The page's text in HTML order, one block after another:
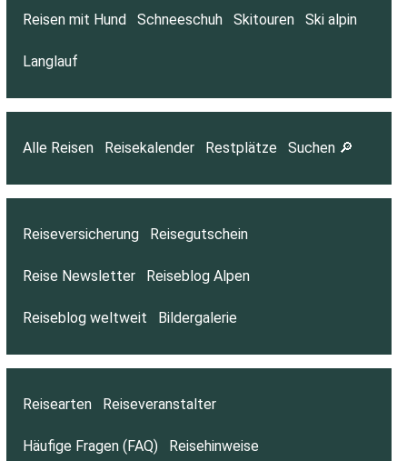
Reisen mit Hund Schneeschuh Skitouren Ski alpin
Langlauf
Alle Reisen Reisekalender Restplätze Suchen 🔎
Reiseversicherung Reisegutschein
Reise Newsletter Reiseblog Alpen
Reiseblog weltweit Bildergalerie
Reisearten Reiseveranstalter
Häufige Fragen (FAQ) Reisehinweise